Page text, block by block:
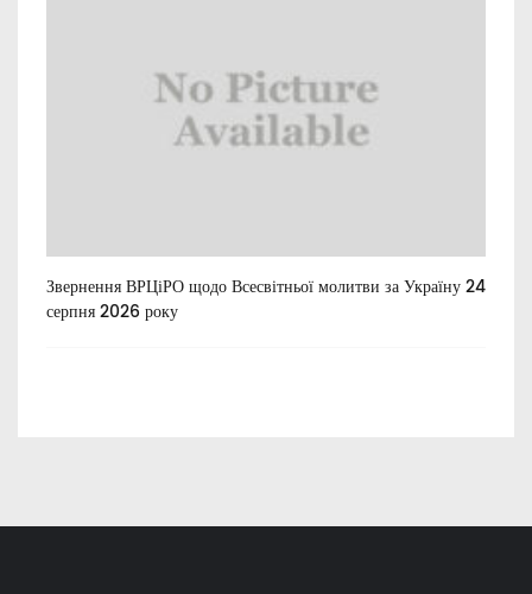
Звернення ВРЦіРО щодо Всесвітньої молитви за Україну 24
серпня 2026 року